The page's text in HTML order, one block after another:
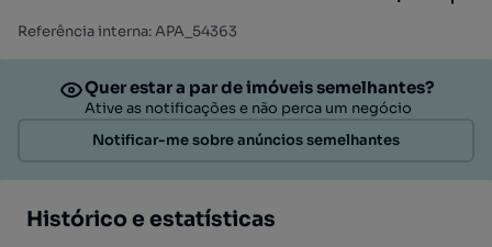
Referência interna: APA_54363
Quer estar a par de imóveis semelhantes?
Ative as notificações e não perca um negócio
Notificar-me sobre anúncios semelhantes
Histórico e estatísticas